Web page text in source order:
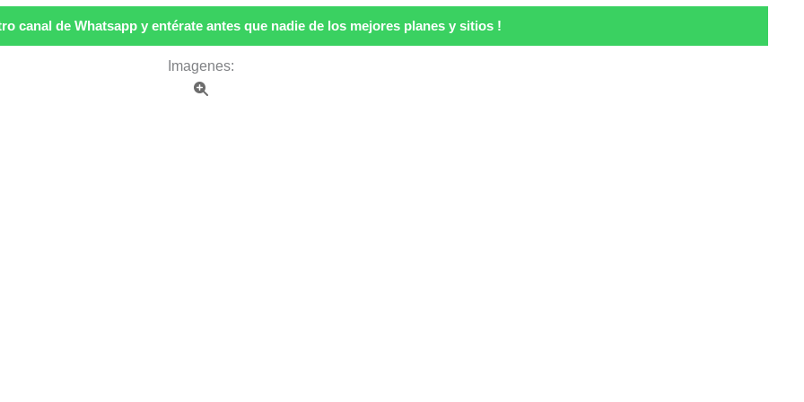
canal de Whatsapp y entérate antes que nadie de los mejores planes y sitios !
Imagenes: